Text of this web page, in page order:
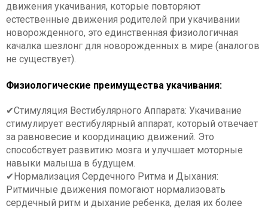
движения укачивания, которые повторяют
естественные движения родителей при укачивании
новорожденного, это единственная физиологичная
качалка шезлонг для новорожденных в мире (аналогов
не существует).
Физиологические преимущества укачивания:
✔Стимуляция Вестибулярного Аппарата: Укачивание
стимулирует вестибулярный аппарат, который отвечает
за равновесие и координацию движений. Это
способствует развитию мозга и улучшает моторные
навыки малыша в будущем.
✔Нормализация Сердечного Ритма и Дыхания:
Ритмичные движения помогают нормализовать
сердечный ритм и дыхание ребенка, делая их более